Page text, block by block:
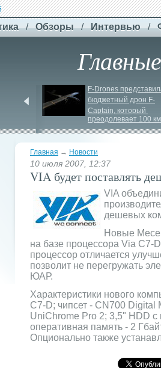
/ Обзоры / Интервью /
Shekan
ПРО
F-Drones
бюджетный дрон F-
Сaptain, который
преодолевает 100 км
Главная → Новости
10 июля 2007, 12:37
VIA будет поставлять
VIA
дешевых
Новые
на базе процессора Via C7-
процессор отличается
позволит не перегружать
ЮАР.
Характеристики нового
C7-D; чипсет - CN700 Digital
UniChrome Pro 2; 3,5" HDD
оперативная память - 2
Опционально также